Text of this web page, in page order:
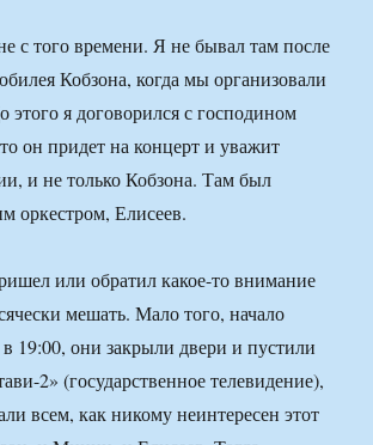
с того времени. Я не бывал там после
Кобзона, когда мы организовали
этого я договорился с господином
он придет на концерт и уважит
и не только Кобзона. Там был
оркестром, Елисеев.
или обратил какое-то внимание
мешать. Мало того, начало
19:00, они закрыли двери и пустили
2» (государственное телевидение),
всем, как никому неинтересен этот